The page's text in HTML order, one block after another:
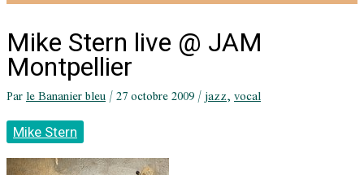
Mike Stern live @ JAM
Montpellier
Parle Bananier bleu/27 octobre 2009/jazz,vocal
Mike Stern